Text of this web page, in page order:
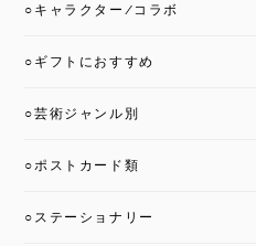
○キャラクター/コラボ
○ギフトにおすすめ
○芸術ジャンル別
○ポストカード類
○ステーショナリー